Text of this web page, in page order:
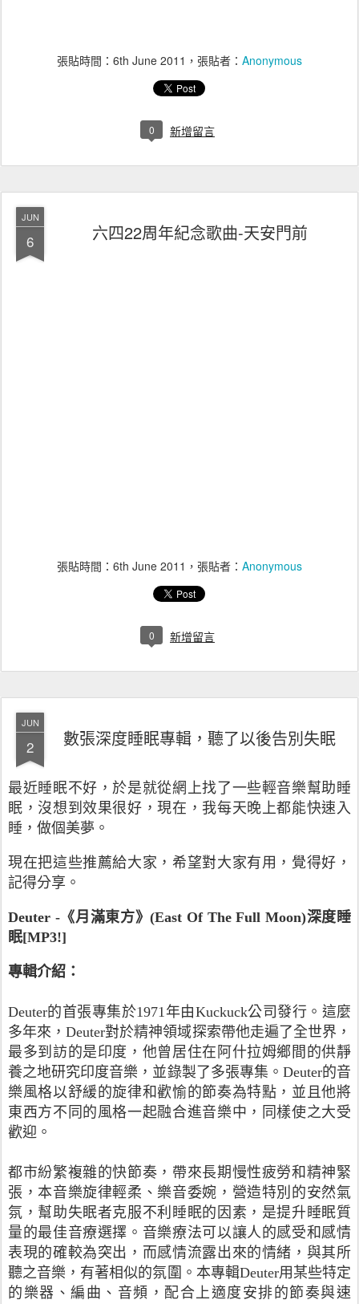
張貼時間： 6th June 2011 ，張貼者： Anonymous
0 新增留言
JUN
6 六四22周年紀念歌曲-天安門前
張貼時間： 6th June 2011 ，張貼者： Anonymous
0 新增留言
JUN
2 數張深度睡眠專輯，聽了以後告別失眠
最近睡眠不好，於是就從網上找了一些輕音樂幫助睡
眠，沒想到效果很好，現在，我每天晚上都能快速入
睡，做個美夢。
現在把這些推薦給大家，希望對大家有用，覺得好，
記得分享。
Deuter -《月滿東方》(East Of The Full Moon)深度睡
眠[MP3!]
專輯介紹：
Deuter的首張專集於1971年由Kuckuck公司發行。這麼
多年來，Deuter對於精神領域探索帶他走遍了全世界，
最多到訪的是印度，他曾居住在阿什拉姆鄉間的供靜
養之地研究印度音樂，並錄製了多張專集。Deuter的音
樂風格以舒緩的旋律和歡愉的節奏為特點，並且他將
東西方不同的風格一起融合進音樂中，同樣使之大受
歡迎。
都市紛繁複雜的快節奏，帶來長期慢性疲勞和精神緊
張，本音樂旋律輕柔、樂音委婉，營造特別的安然氣
氛，幫助失眠者克服不利睡眠的因素，是提升睡眠質
量的最佳音療選擇。音樂療法可以讓人的感受和感情
表現的確較為突出，而感情流露出來的情緒，與其所
聽之音樂，有著相似的氛圍。本專輯Deuter用某些特定
的樂器、編曲、音頻，配合上適度安排的節奏與速